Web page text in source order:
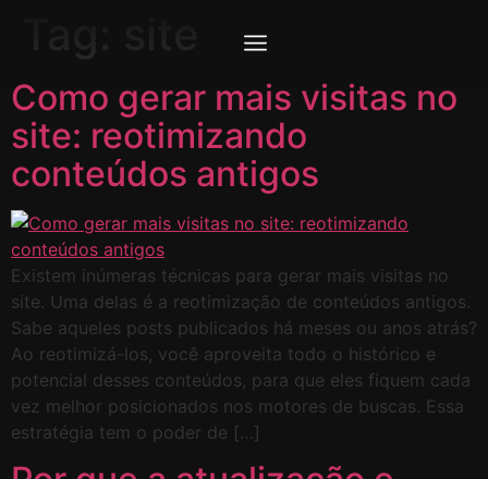
Como gerar mais visitas no
site: reotimizando
conteúdos antigos
Existem inúmeras técnicas para gerar mais visitas no
site. Uma delas é a reotimização de conteúdos antigos.
Sabe aqueles posts publicados há meses ou anos atrás?
Ao reotimizá-los, você aproveita todo o histórico e
potencial desses conteúdos, para que eles fiquem cada
vez melhor posicionados nos motores de buscas. Essa
estratégia tem o poder de […]